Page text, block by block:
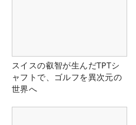
スイスの叡智が生んだTPTシ
ャフトで、ゴルフを異次元の
世界へ